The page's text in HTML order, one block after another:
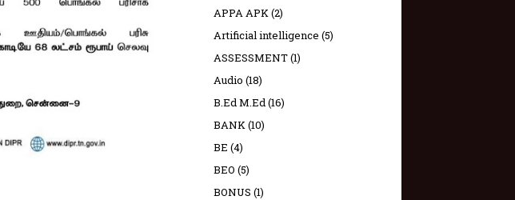
APPA APK(2)
Artificial intelligence (5)
ASSESSMENT(1)
Audio (18)
B.Ed M.Ed(16)
BANK(10)
BE (4)
BEO (5)
BONUS (1)